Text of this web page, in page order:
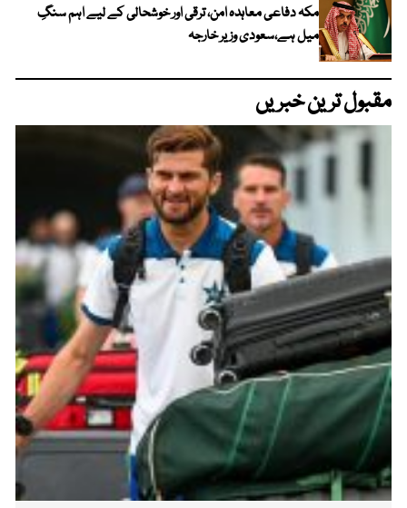
مکہ دفاعی معاہدہ امن، ترقی اور خوشحالی کے لیے اہم سنگِ
میل ہے،سعودی وزیر خارجہ
مقبول ترین خبریں